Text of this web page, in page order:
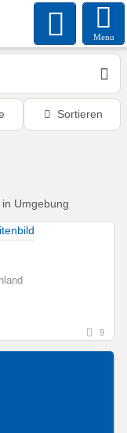
Menu
Sortieren
in Umgebung
9